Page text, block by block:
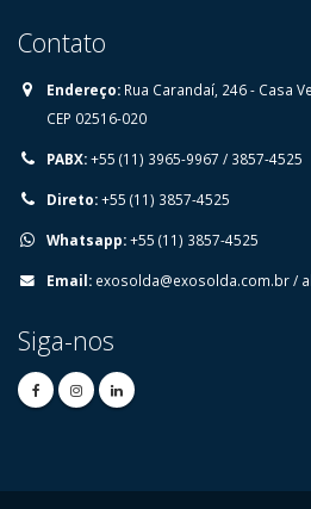
Contato
Endereço: ⁠Rua Carandaí, 246 - Casa
CEP 02516-020
PABX:+55 (11) 3965-9967 / 3857-4525
Direto:+55 (11) 3857-4525
Whatsapp:+55 (11) 3857-4525
Email: exosolda@exosolda.com.br/
Siga-nos